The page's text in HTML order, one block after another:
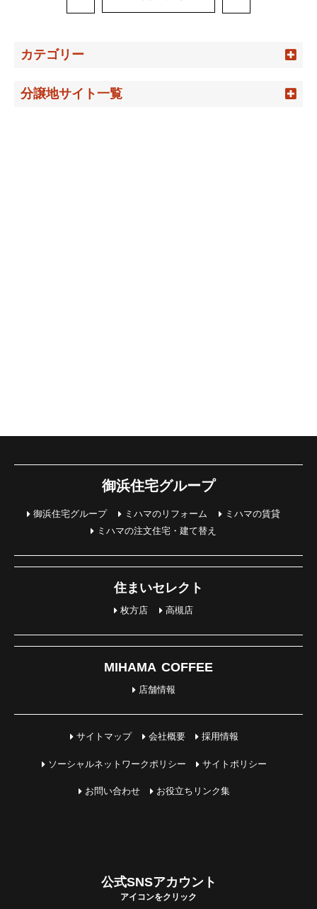
カテゴリー
分譲地サイト一覧
御浜住宅グループ
御浜住宅グループ ミハマのリフォーム
ミハマの賃貸
ミハマの注文住宅・建て替え
住まいセレクト
枚方店 高槻店
MIHAMA COFFEE
店舗情報
サイトマップ 会社概要 採用情報
ソーシャルネットワークポリシー サイトポリシー
お問い合わせ お役立ちリンク集
公式SNSアカウント
アイコンをクリック